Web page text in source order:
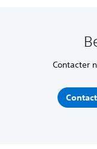
Contacter